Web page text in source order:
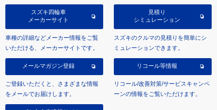
スズキ四輪車
メーカーサイト
車種の詳細などメーカー情報をご覧
いただける、メーカーサイトです。
見積り
シミュレーション
スズキのクルマの見積りを簡単にシ
ミュレーションできます。
メールマガジン登録
ご登録いただくと、さまざまな情報
をメールでお届けします。
リコール等情報
リコール/改善対策/サービスキャンペ
ーンの情報をご覧いただけます。